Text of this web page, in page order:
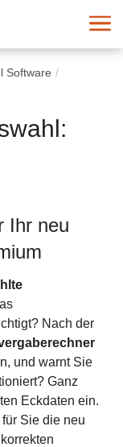
Software
Ihr neu
Nach der
und warnt Sie
Ganz
Eckdaten ein.
Sie die neu